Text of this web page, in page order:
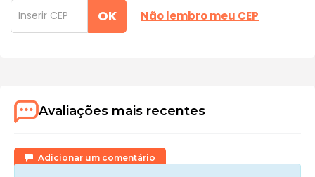
OK Não lembro meu CEP
Avaliações mais recentes
Adicionar um comentário